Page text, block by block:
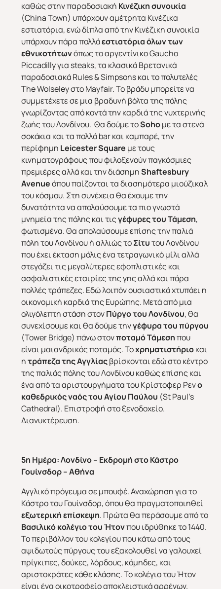
Χριστούγεννα & Πρωτοχρονιά
καθώς στην παραδοσιακή Κινέζικη συνοικία
(China Town) υπάρχουν αμέτρητα Κινέζικα
εστιατόρια, ενώ δίπλα από την Κινέζικη συνοικία
υπάρχουν πάρα πολλάεστιατόρια όλων των
εθνικοτήτωνόπως το αργεντίνικο Gaucho
Piccadilly για steaks, τα κλασικά Βρετανικά
παραδοσιακά Rules & Simpsons και το πολυτελές
The Wolseley στο Mayfair. Το βράδυ μπορείτε να
συμμετέχετε σε μια βραδυνή βόλτα της πόλης
γνωρίζοντας από κοντά την καρδιά της νυχτερινής
ζωής του Λονδίνου. Θα δούμε τοSohoμε τα στενά
σοκάκια και τα πολλά bar και καμπαρέ, την
περίφημη LeicesterSquare με τους
κινηματογράφους που φιλοξενούν παγκόσμιες
πρεμιέρες αλλά και την διάσημηShaftesbury
Avenueόπου παίζονται τα διασημότερα μιούζικαλ
του κόσμου. Στη συνέχεια θα έχουμε την
δυνατότητα να απολαύσουμε τα πιο γνωστά
μνημεία της πόλης και τιςγέφυρες τουΤάμεση,
φωτισμένα. Θα απολαύσουμε επίσης την παλιά
πόλη του Λονδίνου ή αλλιώς τοΣίτυτου Λονδίνου
που έχει έκταση μόλις ένα τετραγωνικό μίλι αλλά
στεγάζει τις μεγαλύτερες εφοπλιστικές και
ασφαλιστικές εταιρίες της γης αλλά και πάρα
πολλές τράπεζες. Εδώ λοιπόν ουσιαστικά χτυπάει η
οικονομική καρδιά της Ευρώπης. Μετά από μια
ολιγόλεπτη στάση στονΠύργο του Λονδίνου, θα
συνεχίσουμε και θα δούμε τηνγέφυρα του πύργου
(Tower Bridge) πάνω στονποταμό Τάμεσηπου
είναι μαιανδρικός ποταμός. Τοχρηματιστήριοκαι
ητράπεζα της Αγγλίαςβρίσκονται εδώ στο κέντρο
της παλιάς πόλης του Λονδίνου καθώς επίσης και
ένα από τα αριστουργήματα του Κρίστοφερ Ρενο
καθεδρικός ναός του Αγίου Παύλου (St Paul’s
Cathedral). Επιστροφή στο ξενοδοχείο.
Διανυκτέρευση.
5η Ημέρα:Λονδίνο – Εκδρομή στο Κάστρο
Γουίνσδορ – Αθήνα
Αγγλικό πρόγευμα σε μπουφέ. Αναχώρηση για το
Κάστρο του Γουίνσδορ, όπου θα πραγματοποιηθεί
εξωτερική επίσκεψη. Πρώτα θα περάσουμε από το
Βασιλικό κολέγιο του Ήτονπου ιδρύθηκε το 1440.
Το περιβάλλον του κολεγίου που κάτω από τους
αψιδωτούς πύργους του εξακολουθεί να γαλουχεί
πρίγκιπες, δούκες, λόρδους, κόμηδες, και
αριστοκράτες κάθε κλάσης. Το κολέγιο του Ήτον
είναι ένα οικοτροφείο αποκλειστικά αρρένων.